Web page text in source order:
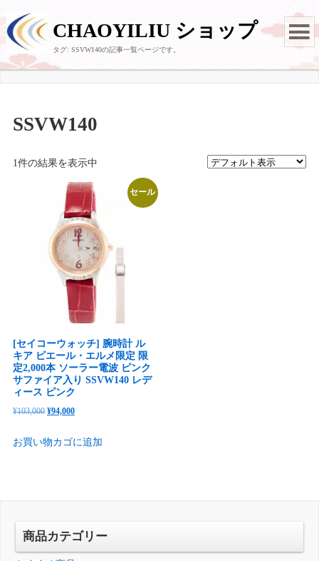
CHAOYILIU ショップ
タグ: SSVW140の記事一覧ページです。
SSVW140
1件の結果を表示中
セール
[セイコーウォッチ] 腕時計 ル
キア ピエール・エルメ限定 限
定2,000本 ソーラー電波 ピンク
サファイア入り SSVW140 レデ
ィース ピンク
¥103,000 元
価
し
¥94,000現
の
で
お買い物カゴに追加
商品カテゴリー